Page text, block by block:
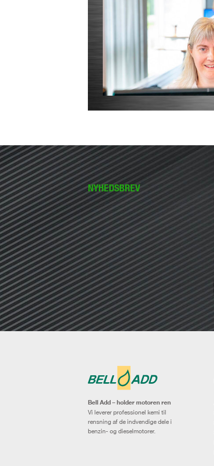
NYHEDSBREV
Bell Add – holder motoren ren
Vi leverer professionel kemi til
rensning af de indvendige dele i
benzin- og dieselmotorer.